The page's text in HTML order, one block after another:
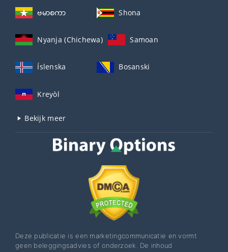
ဗမာစကာ Shona
Nyanja (Chichewa) Samoan
Íslenska Bosanski
Kreyòl
Bekijk meer
Deze publicatie is een marketingcommunicatie en vormt
geen beleggingsadvies of onderzoek. De inhoud